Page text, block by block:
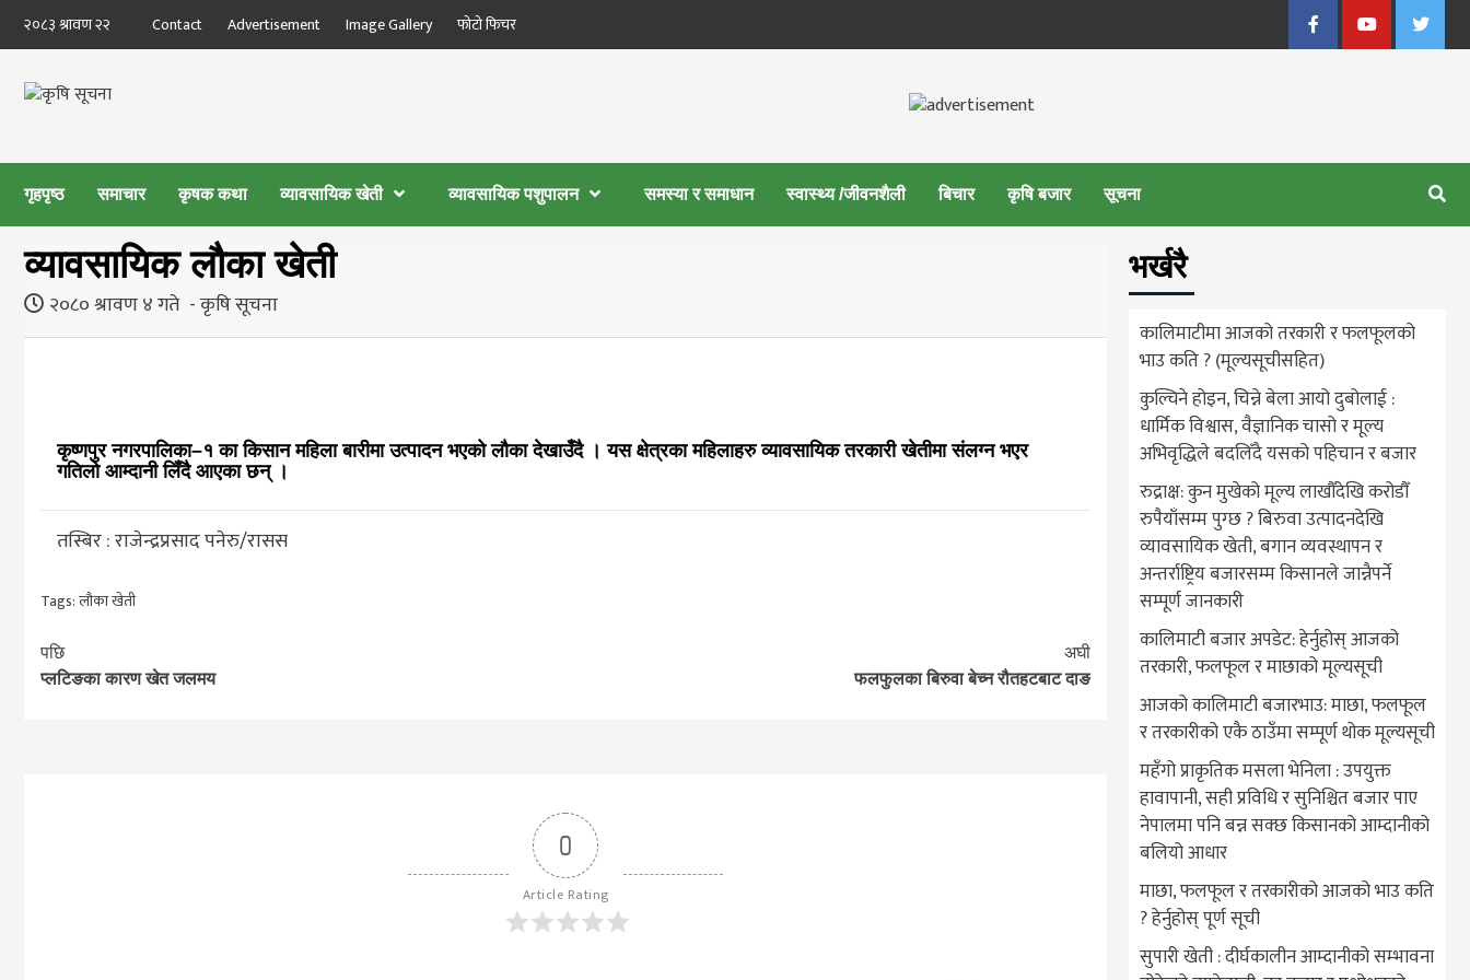
२०८३ श्रावण २२ Contact Advertisement Image Gallery फोटो फिचर FacebookYoutubeTwitter
कृषि सूचना
गृहपृष्ठ समाचार कृषक कथा व्यावसायिक खेती व्यावसायिक पशुपालन समस्या र समाधान स्वास्थ्य /जीवनशैली बिचार कृषि बजार सूचना
व्यावसायिक लौका खेती
२०८० श्रावण ४ गते कृषि सूचना
कृष्णपुर नगरपालिका–१ का किसान महिला बारीमा उत्पादन भएको लौका देखाउँदै । यस क्षेत्रका महिलाहरु व्यावसायिक तरकारी खेतीमा संलग्न भएर
गतिलो आम्दानी लिँदै आएका छन् ।
तस्बिर : राजेन्द्रप्रसाद पनेरु/रासस
Tags:लौका खेती
Continue
Reading
पछि
प्लटिङका कारण खेत जलमय
अघी
फलफुलका बिरुवा बेच्न रौतहटबाट दाङ
0
Article Rating
भर्खरै
कालिमाटीमा आजको तरकारी र फलफूलको
भाउ कति ? (मूल्यसूचीसहित)
कुल्चिने होइन, चिन्ने बेला आयो दुबोलाई :
धार्मिक विश्वास, वैज्ञानिक चासो र मूल्य
अभिवृद्धिले बदलिँदै यसको पहिचान र बजार
रुद्राक्ष: कुन मुखेको मूल्य लाखौँदेखि करोडौँ
रुपैयाँसम्म पुग्छ ? बिरुवा उत्पादनदेखि
व्यावसायिक खेती, बगान व्यवस्थापन र
अन्तर्राष्ट्रिय बजारसम्म किसानले जान्नैपर्ने
सम्पूर्ण जानकारी
कालिमाटी बजार अपडेट: हेर्नुहोस् आजको
तरकारी, फलफूल र माछाको मूल्यसूची
आजको कालिमाटी बजारभाउ: माछा, फलफूल
र तरकारीको एकै ठाउँमा सम्पूर्ण थोक मूल्यसूची
महँगो प्राकृतिक मसला भेनिला : उपयुक्त
हावापानी, सही प्रविधि र सुनिश्चित बजार पाए
नेपालमा पनि बन्न सक्छ किसानको आम्दानीको
बलियो आधार
माछा, फलफूल र तरकारीको आजको भाउ कति
? हेर्नुहोस् पूर्ण सूची
सुपारी खेती : दीर्घकालीन आम्दानीको सम्भावना